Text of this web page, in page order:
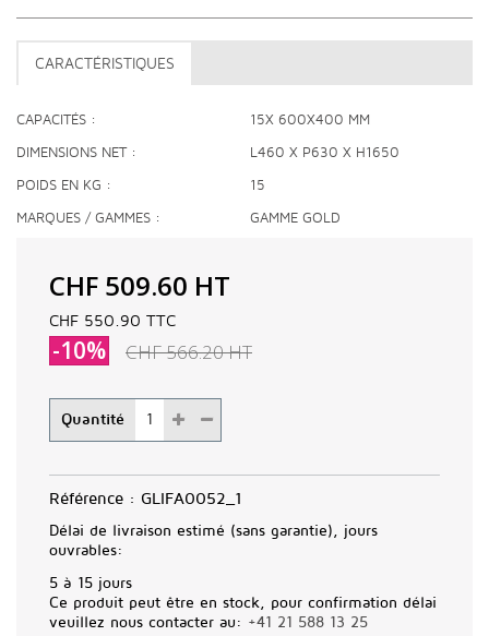
CARACTÉRISTIQUES
CAPACITÉS 15X 600X400 MM
DIMENSIONS NET L460 X P630 X H1650
POIDS EN KG 15
MARQUES / GAMMES GAMME GOLD
Quantité
CHF 509.60 HT
CHF 550.90 TTC
-10% CHF 566.20HT
Référence : GLIFA0052_1
Délai de livraison estimé (sans garantie), jours
ouvrables:
5 à 15 jours
Ce produit peut être en stock, pour confirmation délai
veuillez nous contacter au: +41 21 588 13 25